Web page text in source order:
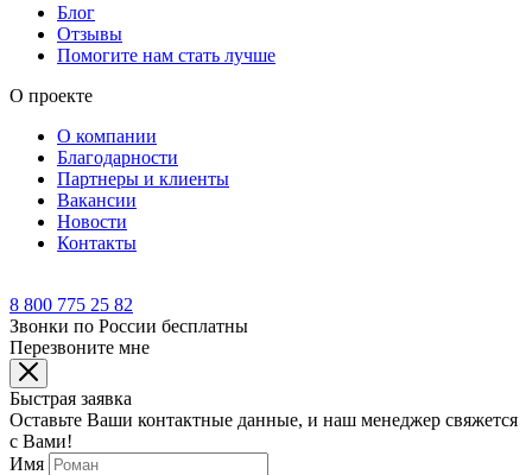
Блог
Отзывы
Помогите нам стать лучше
О проекте
О компании
Благодарности
Партнеры и клиенты
Вакансии
Новости
Контакты
8 800 775 25 82
Звонки по России бесплатны
Перезвоните мне
Быстрая заявка
Оставьте Ваши контактные данные, и наш менеджер свяжется
с Вами!
Имя